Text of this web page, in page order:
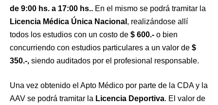
de 9:00 hs. a 17:00 hs.. En el mismo se podrá tramitar la
Licencia Médica Única Nacional , realizándose allí
todos los estudios con un costo de $ 600.- o bien
concurriendo con estudios particulares a un valor de $
350.-, siendo auditados por el profesional responsable.
Una vez obtenido el Apto Médico por parte de la CDA y la
AAV se podrá tramitar la Licencia Deportiva. El valor de